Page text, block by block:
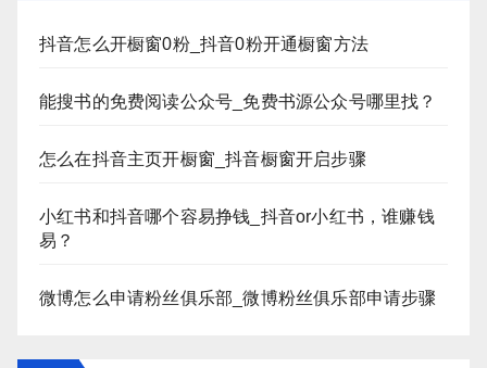
抖音怎么开橱窗0粉_抖音0粉开通橱窗方法
能搜书的免费阅读公众号_免费书源公众号哪里找？
怎么在抖音主页开橱窗_抖音橱窗开启步骤
小红书和抖音哪个容易挣钱_抖音or小红书，谁赚钱
易？
微博怎么申请粉丝俱乐部_微博粉丝俱乐部申请步骤